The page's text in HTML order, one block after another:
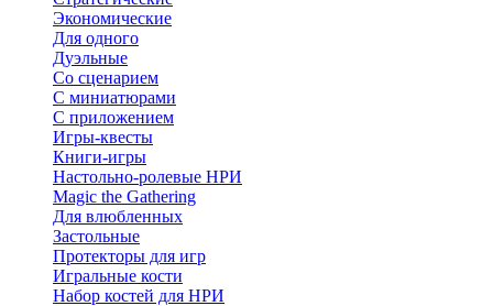
Экономические
Для одного
Дуэльные
Со сценарием
С миниатюрами
С приложением
Игры-квесты
Книги-игры
Настольно-ролевые НРИ
Magic the Gathering
Для влюбленных
Застольные
Протекторы для игр
Игральные кости
Набор костей для НРИ